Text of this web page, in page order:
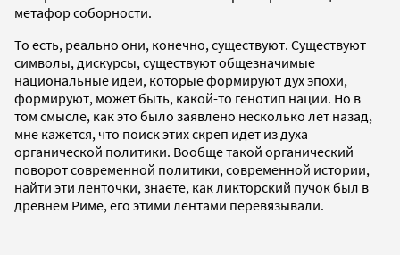
метафор соборности.
То есть, реально они, конечно, существуют. Существуют
символы, дискурсы, существуют общезначимые
национальные идеи, которые формируют дух эпохи,
формируют, может быть, какой-то генотип нации. Но в
том смысле, как это было заявлено несколько лет назад,
мне кажется, что поиск этих скреп идет из духа
органической политики. Вообще такой органический
поворот современной политики, современной истории,
найти эти ленточки, знаете, как ликторский пучок был в
древнем Риме, его этими лентами перевязывали.